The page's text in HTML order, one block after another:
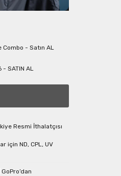
Resmi İthalatçısı
için ND, CPL, UV